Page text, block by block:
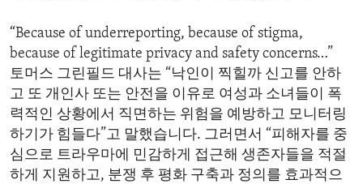
“Because of underreporting, because of stigma,
because of legitimate privacy and safety concerns…”
토머스 그린필드 대사는 “낙인이 찍힐까 신고를 안하
고 또 개인사 또는 안전을 이유로 여성과 소녀들이 폭
력적인 상황에서 직면하는 위험을 예방하고 모니터링
하기가 힘들다”고 말했습니다. 그러면서 “피해자를 중
심으로 트라우마에 민감하게 접근해 생존자들을 적절
하게 지원하고, 분쟁 후 평화 구축과 정의를 효과적으